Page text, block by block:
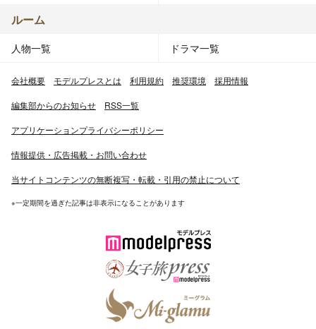
ルーム
人物一覧 ドラマ一覧
会社概要 モデルプレスとは 利用規約 推奨環境 採用情報
編集部からのお知らせ RSS一覧
アプリケーションプライバシーポリシー
情報提供・広告掲載・お問い合わせ
当サイトコンテンツの無断複写・転載・引用の禁止について
※一定期間を過ぎた記事は非表示になることがあります